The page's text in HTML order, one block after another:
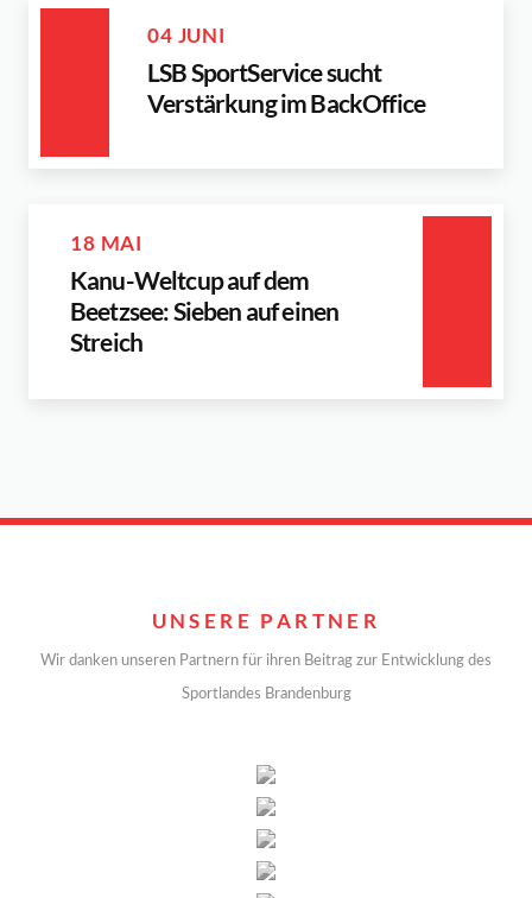
04 JUNI
LSB SportService sucht
Verstärkung im BackOffice
18 MAI
Kanu-Weltcup auf dem
Beetzsee: Sieben auf einen
Streich
UNSERE PARTNER
Wir danken unseren Partnern für ihren Beitrag zur Entwicklung des
Sportlandes Brandenburg